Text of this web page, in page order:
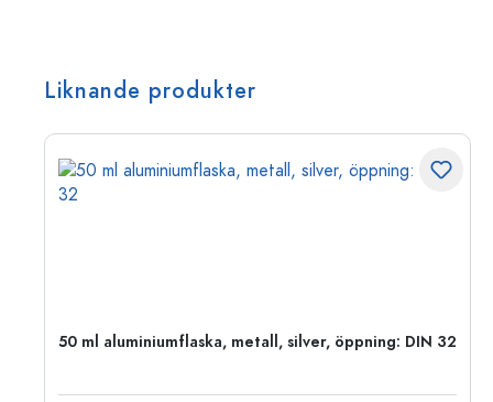
Liknande produkter
50 ml aluminiumflaska, metall, silver, öppning: DIN 32